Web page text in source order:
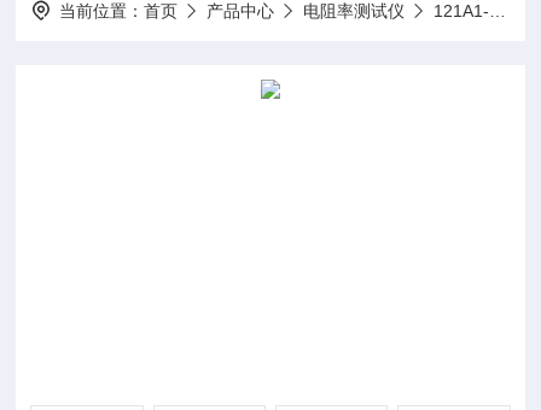
当前位置：首页 产品中心 电阻率测试仪 121A1-热刺激电流测量仪